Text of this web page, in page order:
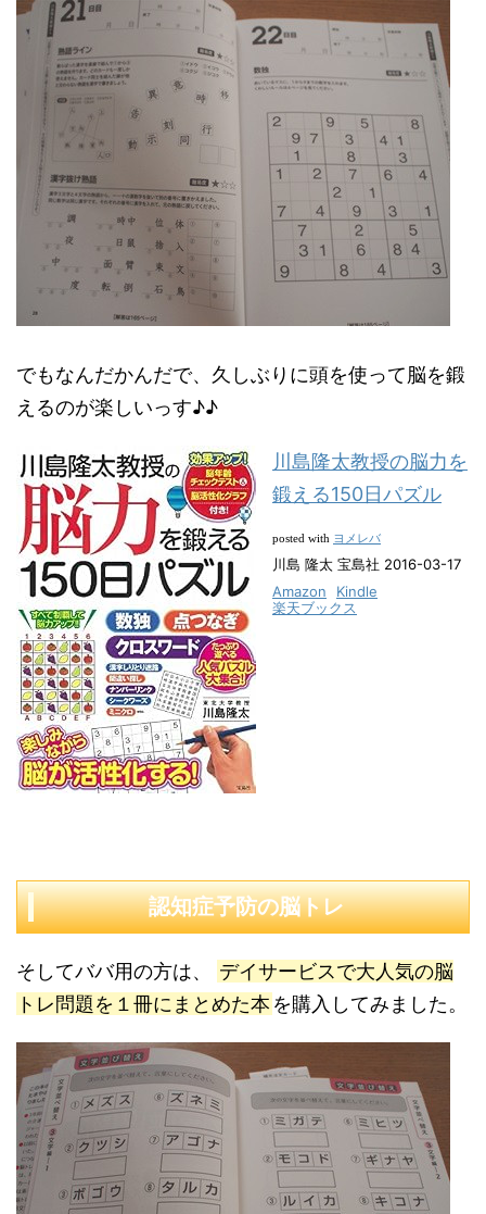
でもなんだかんだで、久しぶりに頭を使って脳を鍛
えるのが楽しいっす♪♪
川島隆太教授の脳力を
鍛える150日パズル
posted with ヨメレバ
川島 隆太 宝島社 2016-03-17
Amazon
Kindle
楽天ブックス
認知症予防の脳トレ
そしてババ用の方は、
デイサービスで大人気の脳
トレ問題を１冊にまとめた本 を購入してみました。